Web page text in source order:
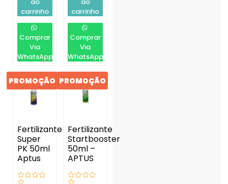
ao
carrinho
Comprar
Via
WhatsApp
ao
carrinho
Comprar
Via
WhatsApp
PROMOÇÃO
Fertilizante
Super
PK 50ml
Aptus
PROMOÇÃO
Fertilizante
Startbooster
50ml –
APTUS